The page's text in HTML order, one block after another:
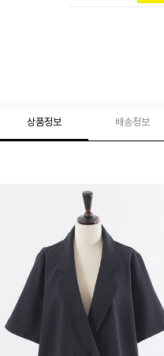
상품정보 배송정보